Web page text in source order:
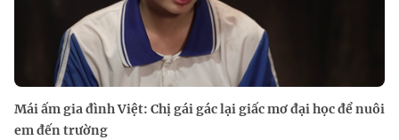
Mái ấm gia đình Việt: Chị gái gác lại giấc mơ đại học để nuôi
em đến trường